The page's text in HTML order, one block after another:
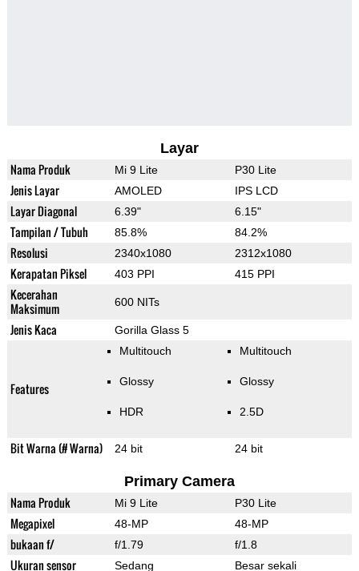
Layar
Nama Produk Mi 9 Lite P30 Lite
Jenis Layar AMOLED IPS LCD
Layar Diagonal 6.39" 6.15"
Tampilan / Tubuh 85.8% 84.2%
Resolusi 2340x1080 2312x1080
Kerapatan Piksel 403 PPI 415 PPI
Kecerahan
Maksimum
600 NITs
Jenis Kaca Gorilla Glass 5
Features
Multitouch
Glossy
HDR
Multitouch
Glossy
2.5D
Bit Warna (# Warna) 24 bit 24 bit
Primary Camera
Nama Produk Mi 9 Lite P30 Lite
Megapixel 48-MP 48-MP
bukaan f/ f/1.79 f/1.8
Ukuran sensor Sedang Besar sekali